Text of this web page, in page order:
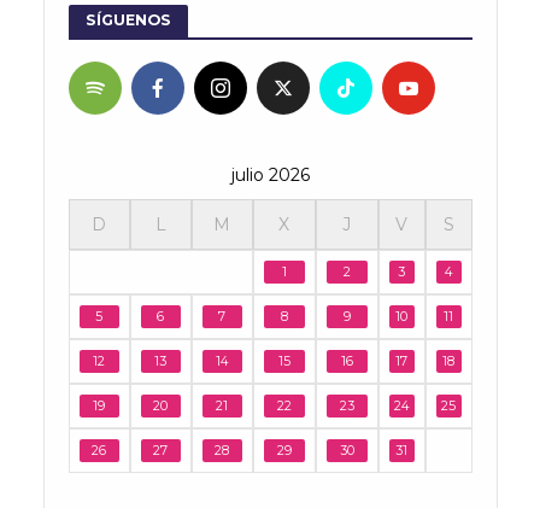
SÍGUENOS
julio 2026
D L M X J V S
1 2 3 4
5 6 7 8 9 10 11
12 13 14 15 16 17 18
19 20 21 22 23 24 25
26 27 28 29 30 31